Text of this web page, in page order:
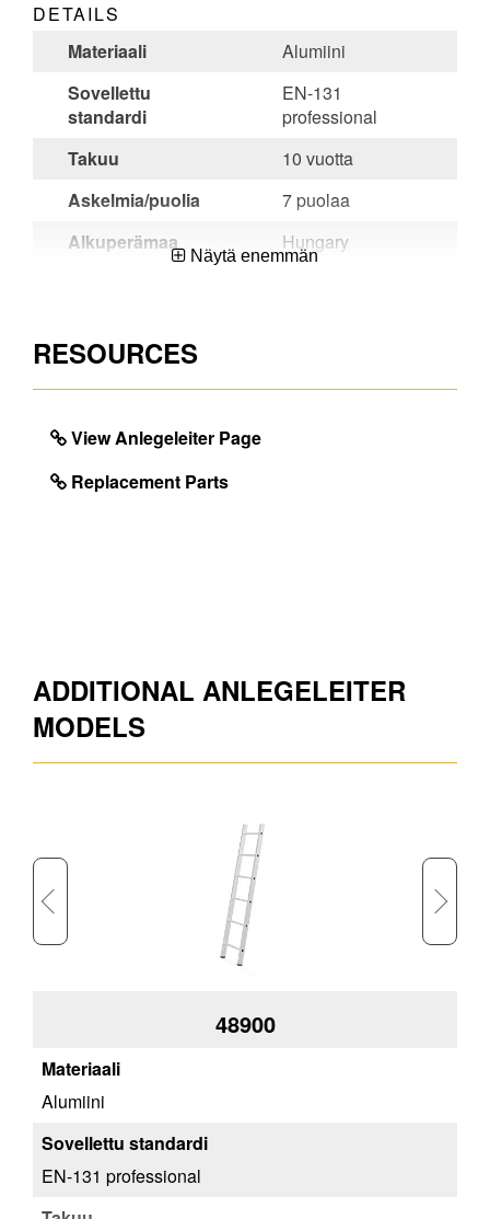
DETAILS
Materiaali
Alumiini
Sovellettu
standardi
EN-131
professional
Takuu
10 vuotta
Askelmia/puolia
7 puolaa
Alkuperämaa
Hungary
DIMENSIONS
Näytä enemmän
RESOURCES
View Anlegeleiter Page
Replacement Parts
ADDITIONAL ANLEGELEITER
MODELS
48900
Alumiini
EN-131 professional